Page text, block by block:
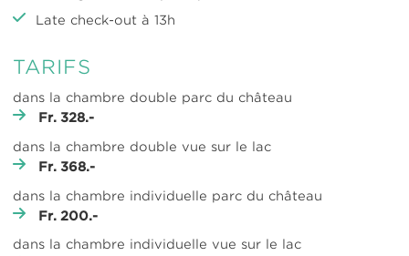
Late check-out à 13h
TARIFS
dans la chambre double parc du château
Fr. 328.-
dans la chambre double vue sur le lac
Fr. 368.-
dans la chambre individuelle parc du château
Fr. 200.-
dans la chambre individuelle vue sur le lac